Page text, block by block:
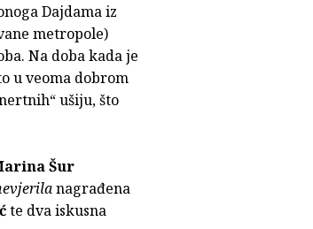
Dajdama iz
metropole)
Na doba kada je
u veoma dobrom
ušiju, što
Šur
nagrađena
te dva iskusna